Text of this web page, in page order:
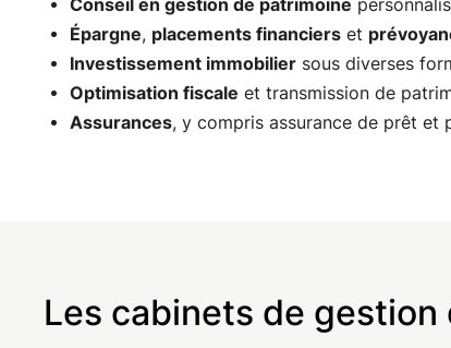
Conseil en gestion de patrimoine
Épargne, placements financierset
Investissement immobiliersous diverses
Optimisation fiscale et transmission de
Assurances, y compris assurance de prêt et
Les cabinets de